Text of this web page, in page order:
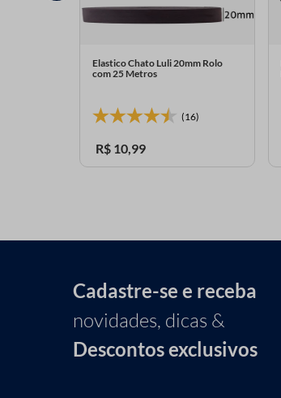
Elastico Chato Luli 20mm Rolo
com 25 Metros
(16)
R$ 10,99
Cadastre-se e receba
novidades, dicas &
Descontos exclusivos